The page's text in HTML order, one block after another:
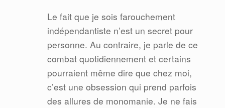
Le fait que je sois farouchement
indépendantiste n’est un secret pour
personne. Au contraire, je parle de ce
combat quotidiennement et certains
pourraient même dire que chez moi,
c’est une obsession qui prend parfois
des allures de monomanie. Je ne fais